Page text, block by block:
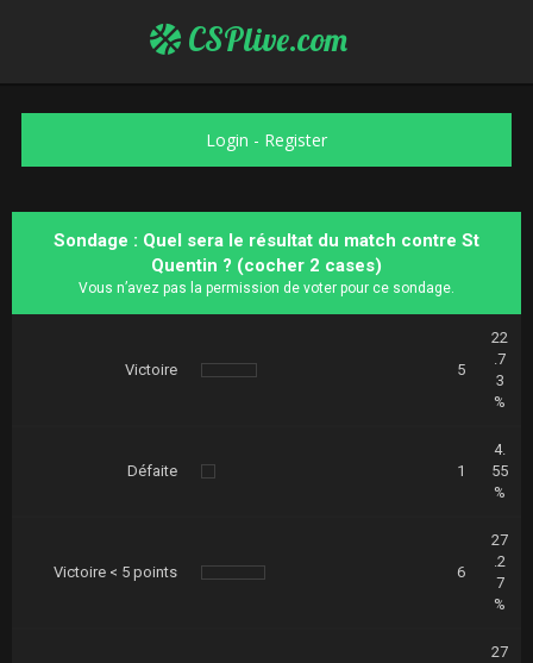
CSPlive.com
Login - Register
Sondage : Quel sera le résultat du match contre St
Quentin ? (cocher 2 cases)
Vous n’avez pas la permission de voter pour ce sondage.
Victoire 5
22
.7
3
%
Défaite 1
4.
55
%
Victoire < 5 points 6
27
.2
7
%
27